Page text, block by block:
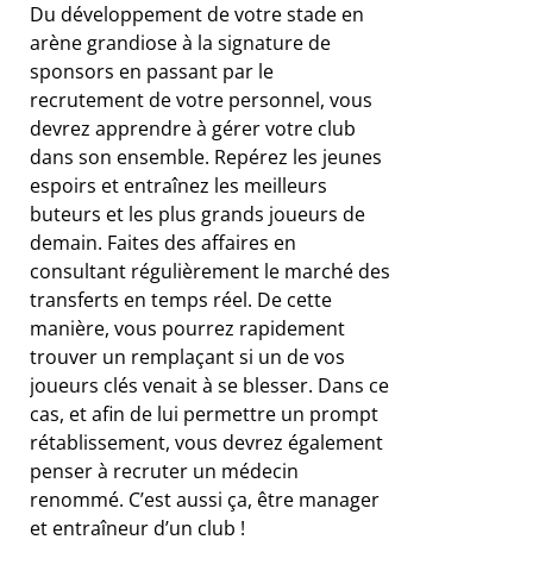
Du développement de votre stade en
arène grandiose à la signature de
sponsors en passant par le
recrutement de votre personnel, vous
devrez apprendre à gérer votre club
dans son ensemble. Repérez les jeunes
espoirs et entraînez les meilleurs
buteurs et les plus grands joueurs de
demain. Faites des affaires en
consultant régulièrement le marché des
transferts en temps réel. De cette
manière, vous pourrez rapidement
trouver un remplaçant si un de vos
joueurs clés venait à se blesser. Dans ce
cas, et afin de lui permettre un prompt
rétablissement, vous devrez également
penser à recruter un médecin
renommé. C’est aussi ça, être manager
et entraîneur d’un club !